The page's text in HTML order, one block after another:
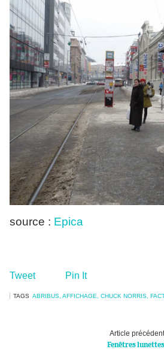
source : Epica
Tweet Pin It
TAGS ABRIBUS, AFFICHAGE, CHUCK NORRIS,
Article précédent
Fenêtres lunettes